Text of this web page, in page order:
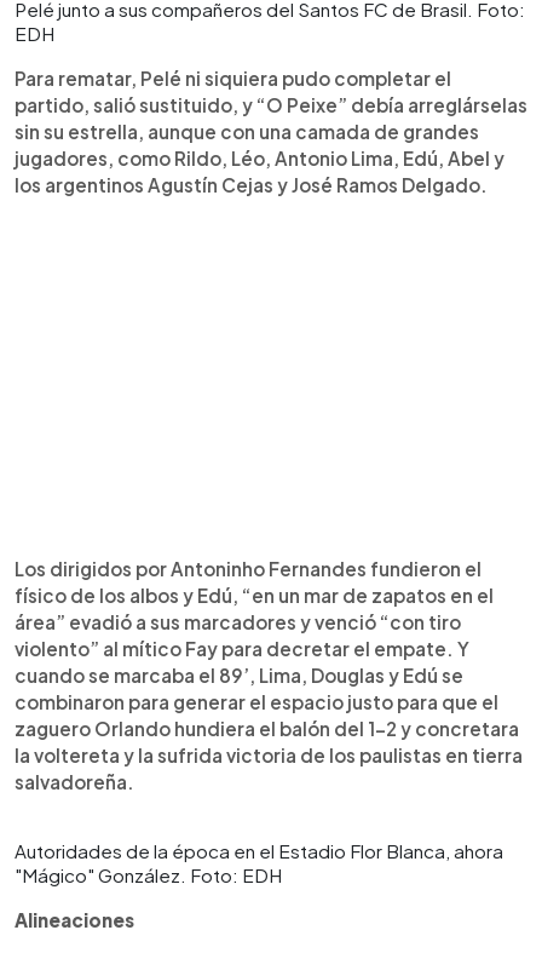
Pelé junto a sus compañeros del Santos FC de Brasil. Foto:
EDH
Para rematar, Pelé ni siquiera pudo completar el
partido, salió sustituido, y “O Peixe” debía arreglárselas
sin su estrella, aunque con una camada de grandes
jugadores, como Rildo, Léo, Antonio Lima, Edú, Abel y
los argentinos Agustín Cejas y José Ramos Delgado.
Los dirigidos por Antoninho Fernandes fundieron el
físico de los albos y Edú, “en un mar de zapatos en el
área” evadió a sus marcadores y venció “con tiro
violento” al mítico Fay para decretar el empate. Y
cuando se marcaba el 89’, Lima, Douglas y Edú se
combinaron para generar el espacio justo para que el
zaguero Orlando hundiera el balón del 1-2 y concretara
la voltereta y la sufrida victoria de los paulistas en tierra
salvadoreña.
Autoridades de la época en el Estadio Flor Blanca, ahora
"Mágico" González. Foto: EDH
Alineaciones